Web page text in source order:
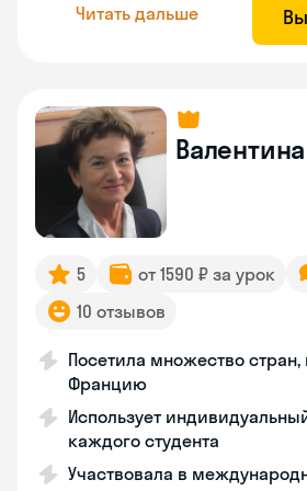
Читать дальше
Валентина
5 от 1590 ₽ за урок
10 отзывов
Посетила множество
Францию
Использует
каждого студента
Участвовала в